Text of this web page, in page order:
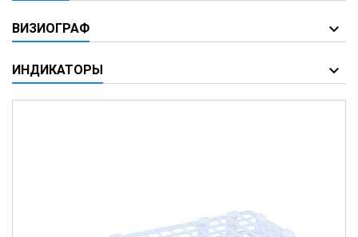
ВИЗИОГРАФ
ИНДИКАТОРЫ